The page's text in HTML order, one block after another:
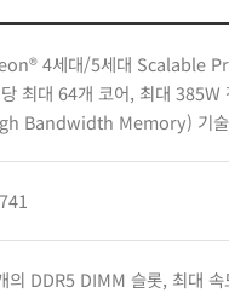
4세대/5세대 Scalable
최대 64개 코어, 최대 385W
Bandwidth Memory) 기술
의 DDR5 DIMM 슬롯, 최대